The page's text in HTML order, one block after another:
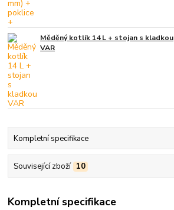
Měděný kotlík 14 L + stojan s kladkou
VAR
Kompletní specifikace
Související zboží 10
Kompletní specifikace